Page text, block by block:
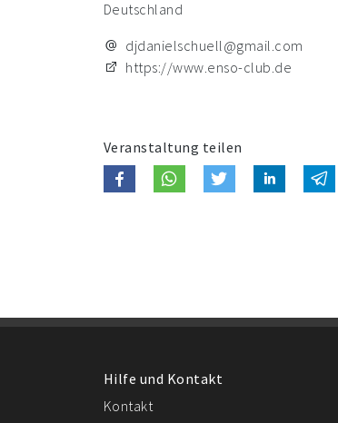
Deutschland
djdanielschuell@gmail.com
https://www.enso-club.de
Veranstaltung teilen
Hilfe und Kontakt
Kontakt